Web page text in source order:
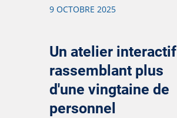
9 OCTOBRE 2025
Un atelier interactif
rassemblant plus
d'une vingtaine de
personnel